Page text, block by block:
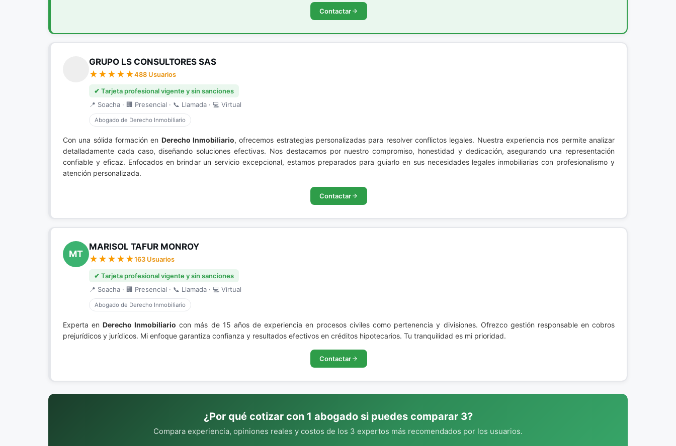
Contactar
GRUPO LS CONSULTORES SAS
488 Usuarios
✔ Tarjeta profesional vigente y sin sanciones
📍 Soacha · 🏢 Presencial · 📞 Llamada · 💻 Virtual
Abogado de Derecho Inmobiliario
Con una sólida formación en Derecho Inmobiliario, ofrecemos estrategias personalizadas para resolver conflictos legales. Nuestra experiencia nos permite analizar
detalladamente cada caso, diseñando soluciones efectivas. Nos destacamos por nuestro compromiso, honestidad y dedicación, asegurando una representación
confiable y eficaz. Enfocados en brindar un servicio excepcional, estamos preparados para guiarlo en sus necesidades legales inmobiliarias con profesionalismo y
atención personalizada.
Contactar
MT
MARISOL TAFUR MONROY
163 Usuarios
✔ Tarjeta profesional vigente y sin sanciones
📍 Soacha · 🏢 Presencial · 📞 Llamada · 💻 Virtual
Abogado de Derecho Inmobiliario
Experta enDerecho Inmobiliario con más de 15 años de experiencia en procesos civiles como pertenencia y divisiones. Ofrezco gestión responsable en cobros
prejurídicos y jurídicos. Mi enfoque garantiza confianza y resultados efectivos en créditos hipotecarios. Tu tranquilidad es mi prioridad.
Contactar
¿Por qué cotizar con 1 abogado si puedes comparar 3?
Compara experiencia, opiniones reales y costos de los 3 expertos más recomendados por los usuarios.